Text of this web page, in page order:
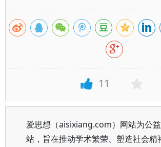
11
爱思想（aisixiang.com）网站为公
站，旨在推动学术繁荣、塑造社会精